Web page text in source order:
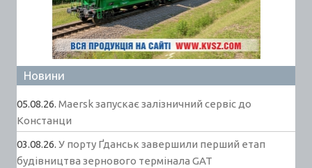
Новини
05.08.26. Maersk запускає залізничний сервіс до
Констанци
03.08.26. У порту Ґданськ завершили перший етап
будівництва зернового термінала GAT